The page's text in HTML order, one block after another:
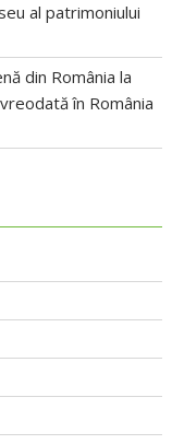
al patrimoniului
din România la
în România